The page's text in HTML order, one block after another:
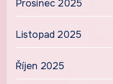
Prosinec 2025
Listopad 2025
Říjen 2025